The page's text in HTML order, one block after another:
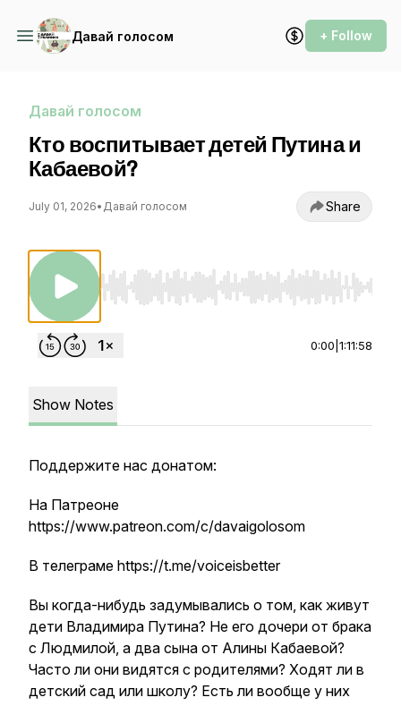
Давай голосом + Follow
Давай голосом
Кто воспитывает детей Путина и
Кабаевой?
July 01, 2026• Давай голосом Share
Use Left/Right to seek, Home/End to jump to
0:00 1:11:58
Show Notes
Поддержите нас донатом:
На Патреоне
https://www.patreon.com/c/davaigolosom
В телеграме https://t.me/voiceisbetter
Вы когда-нибудь задумывались о том, как живут
дети Владимира Путина? Не его дочери от брака
с Людмилой, а два сына от Алины Кабаевой?
Часто ли они видятся с родителями? Ходят ли в
детский сад или школу? Есть ли вообще у них